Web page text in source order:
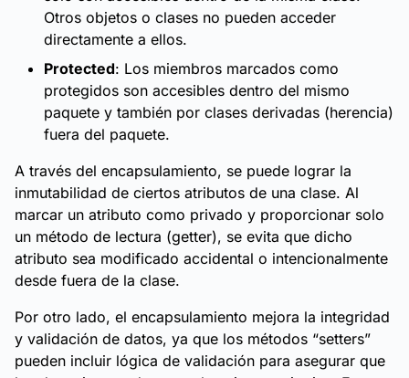
Otros objetos o clases no pueden acceder
directamente a ellos.
Protected: Los miembros marcados como
protegidos son accesibles dentro del mismo
paquete y también por clases derivadas (herencia)
fuera del paquete.
A través del encapsulamiento, se puede lograr la
inmutabilidad de ciertos atributos de una clase. Al
marcar un atributo como privado y proporcionar solo
un método de lectura (getter), se evita que dicho
atributo sea modificado accidental o intencionalmente
desde fuera de la clase.
Por otro lado, el encapsulamiento mejora la integridad
y validación de datos, ya que los métodos “setters”
pueden incluir lógica de validación para asegurar que